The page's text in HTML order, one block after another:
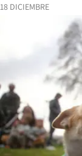
18 DICIEMBRE